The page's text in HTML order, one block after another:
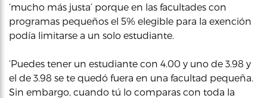
‘mucho más justa’ porque en las facultades con
programas pequeños el 5% elegible para la exención
podía limitarse a un solo estudiante.
‘Puedes tener un estudiante con 4.00 y uno de 3.98 y
el de 3.98 se te quedó fuera en una facultad pequeña.
Sin embargo, cuando tú lo comparas con toda la